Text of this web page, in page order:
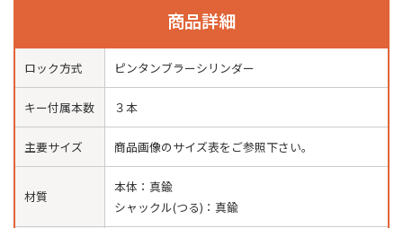
商品詳細
ロック方式 ピンタンブラーシリンダー
キー付属本数 ３本
主要サイズ 商品画像のサイズ表をご参照下さい。
材質
本体：真鍮
シャックル(つる)：真鍮